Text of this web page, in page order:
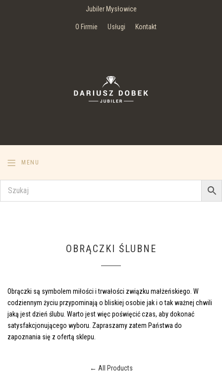
Jubiler Mysłowice
O Firmie Usługi Kontakt
MENU
OBRĄCZKI ŚLUBNE
Obrączki są symbolem miłości i trwałości związku małżeńskiego. W
codziennym życiu przypominają o bliskiej osobie jak i o tak ważnej chwili
jaką jest dzień ślubu. Warto jest więc poświęcić czas, aby dokonać
satysfakcjonującego wyboru. Zapraszamy zatem Państwa do
zapoznania się z ofertą sklepu.
← All Products